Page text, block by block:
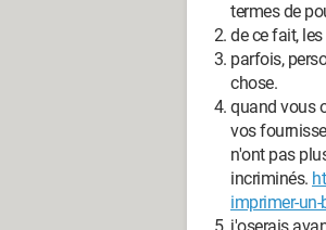
termes de
de ce fait,
parfois,
chose.
quand vous
vos
n'ont pas
incriminés.
imprimer-un-